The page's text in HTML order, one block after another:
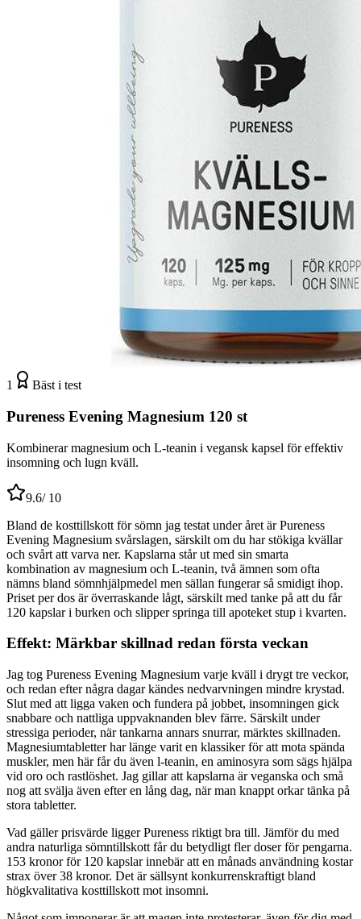
1 Bäst i test
Pureness Evening Magnesium 120 st
Kombinerar magnesium och L-teanin i vegansk kapsel för effektiv
insomning och lugn kväll.
9.6/ 10
Bland de kosttillskott för sömn jag testat under året är Pureness
Evening Magnesium svårslagen, särskilt om du har stökiga kvällar
och svårt att varva ner. Kapslarna står ut med sin smarta
kombination av magnesium och L-teanin, två ämnen som ofta
nämns bland sömnhjälpmedel men sällan fungerar så smidigt ihop.
Priset per dos är överraskande lågt, särskilt med tanke på att du får
120 kapslar i burken och slipper springa till apoteket stup i kvarten.
Effekt: Märkbar skillnad redan första veckan
Jag tog Pureness Evening Magnesium varje kväll i drygt tre veckor,
och redan efter några dagar kändes nedvarvningen mindre krystad.
Slut med att ligga vaken och fundera på jobbet, insomningen gick
snabbare och nattliga uppvaknanden blev färre. Särskilt under
stressiga perioder, när tankarna annars snurrar, märktes skillnaden.
Magnesiumtabletter har länge varit en klassiker för att mota spända
muskler, men här får du även l-teanin, en aminosyra som sägs hjälpa
vid oro och rastlöshet. Jag gillar att kapslarna är veganska och små
nog att svälja även efter en lång dag, när man knappt orkar tänka på
stora tabletter.
Vad gäller prisvärde ligger Pureness riktigt bra till. Jämför du med
andra naturliga sömntillskott får du betydligt fler doser för pengarna.
153 kronor för 120 kapslar innebär att en månads användning kostar
strax över 38 kronor. Det är sällsynt konkurrenskraftigt bland
högkvalitativa kosttillskott mot insomni.